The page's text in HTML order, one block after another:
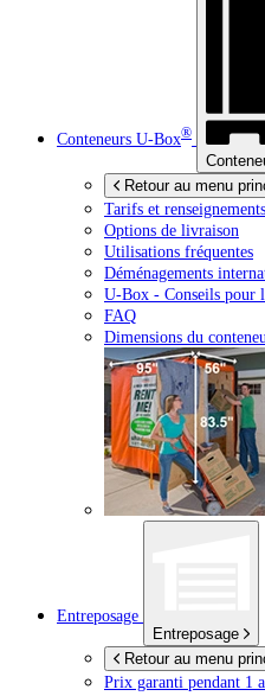
Conteneurs U-Box®
Retour au menu
Tarifs et renseignements
Options de livraison
Utilisations fréquentes
Déménagements
U-Box - Conseils pour
FAQ
Dimensions du
Entreposage
Entreposage
Retour au menu
Prix garanti pendant 1